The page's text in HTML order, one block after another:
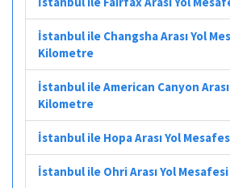
İstanbul ile Changsha Arası Yol
Kilometre
İstanbul ile American Canyon
Kilometre
İstanbul ile Hopa Arası Yol
İstanbul ile Ohri Arası Yol